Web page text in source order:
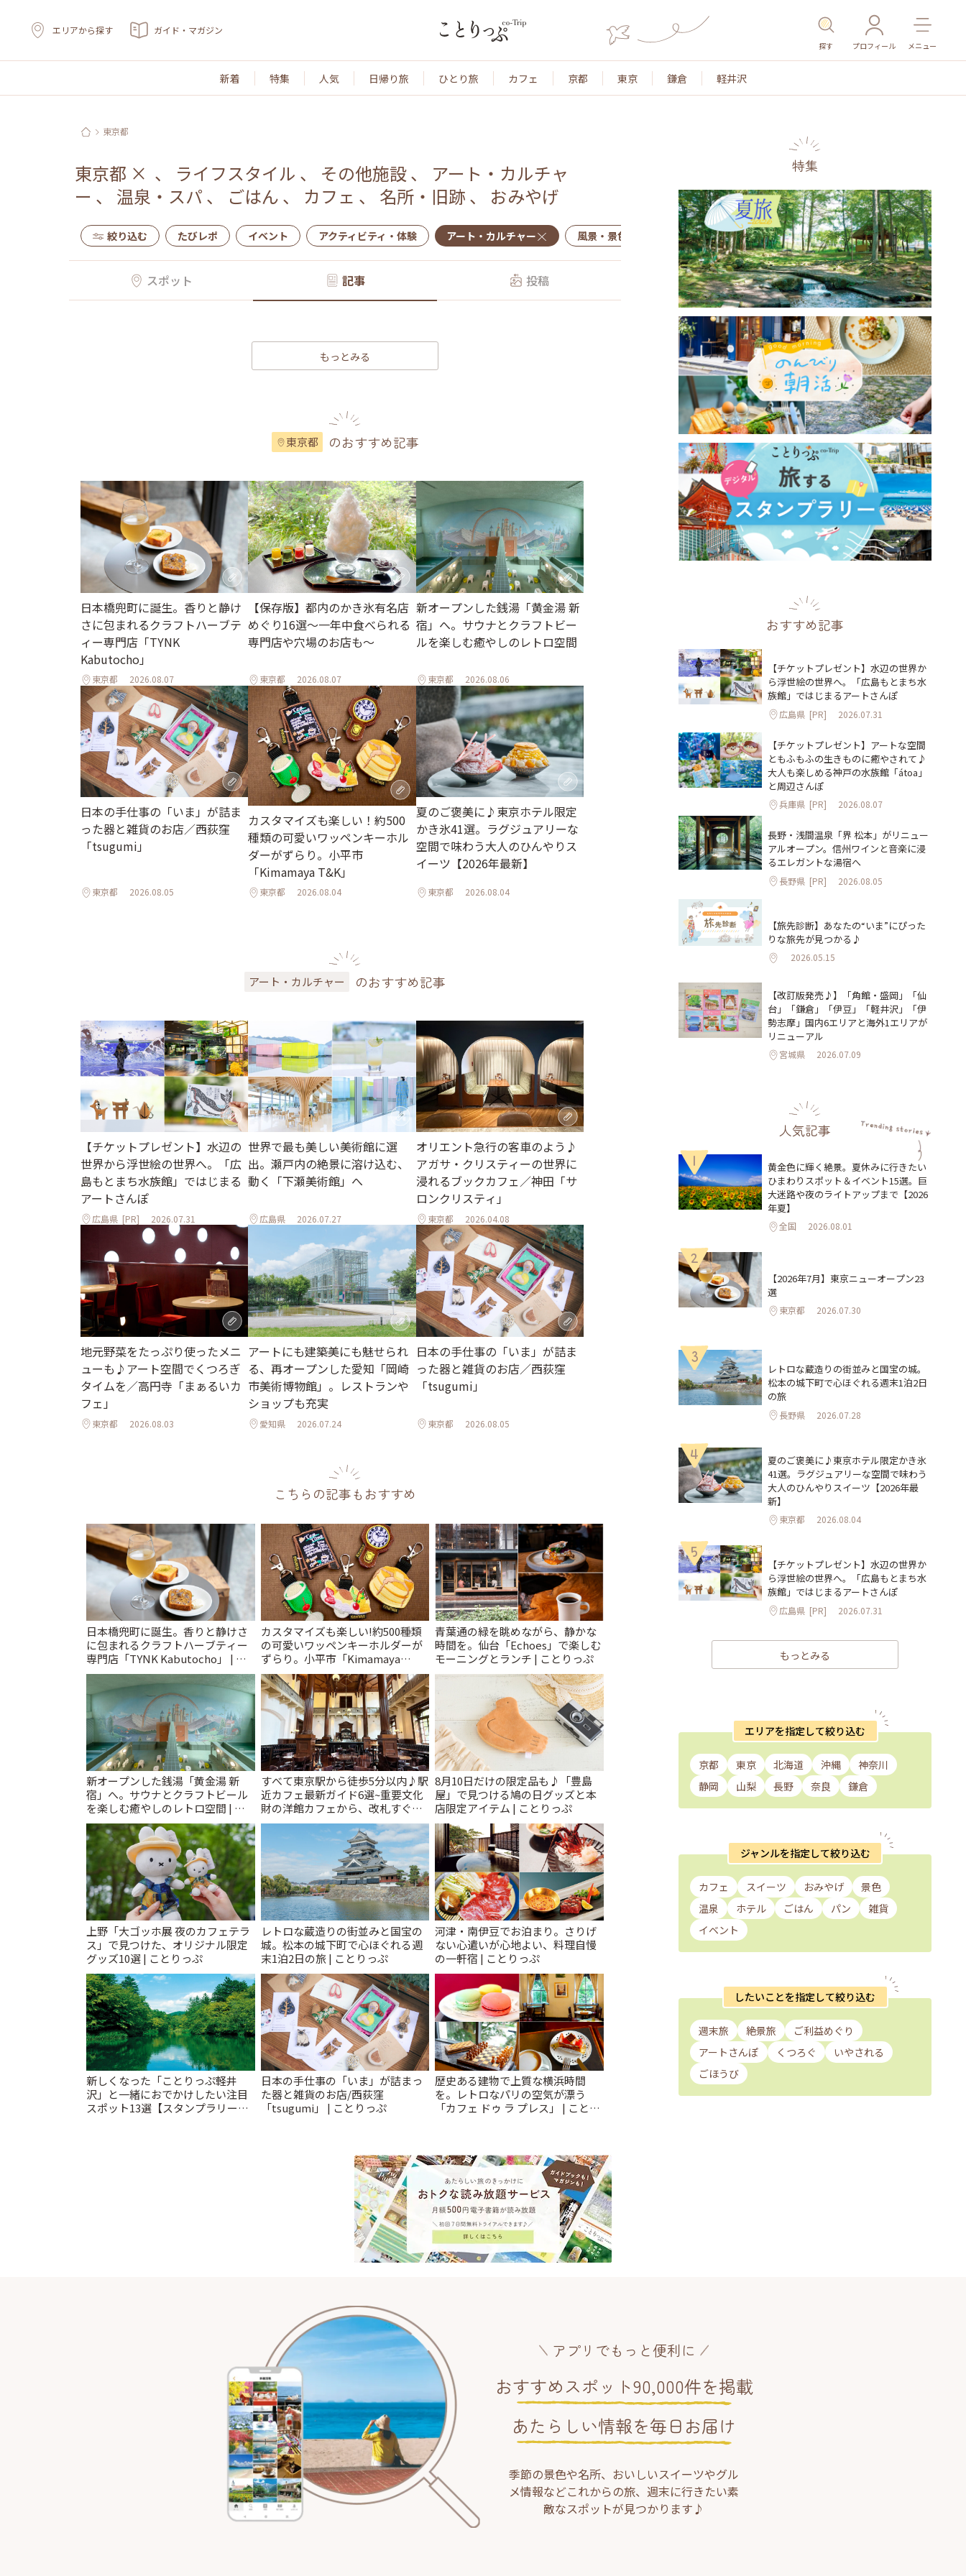
エリアから探す ガイド・マガジン
探す プロフィール メニュー
新着 特集 人気 日帰り旅 ひとり旅 カフェ 京都 東京 鎌倉 軽井沢
東京都
東京都 × 、 ライフスタイル 、 その他施設、 アート・カルチャ
ー 、 温泉・スパ 、 ごはん 、 カフェ 、 名所・旧跡 、 おみやげ
絞り込む たびレポ イベント アクティビティ・体験 アート・カルチャー 風景・景色 名所・旧跡 温泉・スパ その他施設 ごはん
スポット 記事 投稿
もっとみる
東京都 のおすすめ記事
日本橋兜町に誕生。香りと静け
さに包まれるクラフトハーブテ
ィー専門店「TYNK
Kabutocho」
東京都 2026.08.07
【保存版】都内のかき氷有名店
めぐり16選～一年中食べられる
専門店や穴場のお店も～
東京都 2026.08.07
新オープンした銭湯「黄金湯 新
宿」へ。サウナとクラフトビー
ルを楽しむ癒やしのレトロ空間
東京都 2026.08.06
日本の手仕事の「いま」が詰ま
った器と雑貨のお店／西荻窪
「tsugumi」
東京都 2026.08.05
カスタマイズも楽しい！約500
種類の可愛いワッペンキーホル
ダーがずらり。小平市
「Kimamaya T&K」
東京都 2026.08.04
夏のご褒美に♪東京ホテル限定
かき氷41選。ラグジュアリーな
空間で味わう大人のひんやりス
イーツ【2026年最新】
東京都 2026.08.04
アート・カルチャー のおすすめ記事
【チケットプレゼント】水辺の
世界から浮世絵の世界へ。「広
島もとまち水族館」ではじまる
アートさんぽ
広島県 [PR] 2026.07.31
世界で最も美しい美術館に選
出。瀬戸内の絶景に溶け込む、
動く「下瀬美術館」へ
広島県 2026.07.27
オリエント急行の客車のよう♪
アガサ・クリスティーの世界に
浸れるブックカフェ／神田「サ
ロンクリスティ」
東京都 2026.04.08
地元野菜をたっぷり使ったメニ
ューも♪アート空間でくつろぎ
タイムを／高円寺「まぁるいカ
フェ」
東京都 2026.08.03
アートにも建築美にも魅せられ
る、再オープンした愛知「岡崎
市美術博物館」。レストランや
ショップも充実
愛知県 2026.07.24
日本の手仕事の「いま」が詰ま
った器と雑貨のお店／西荻窪
「tsugumi」
東京都 2026.08.05
こちらの記事もおすすめ
日本橋兜町に誕生。香りと静けさ
に包まれるクラフトハーブティー
専門店「TYNK Kabutocho」 | こ
とりっぷ
カスタマイズも楽しい!約500種類
の可愛いワッペンキーホルダーが
ずらり。小平市「Kimamaya
T&K」 | ことりっぷ
青葉通の緑を眺めながら、静かな
時間を。仙台「Echoes」で楽しむ
モーニングとランチ | ことりっぷ
新オープンした銭湯「黄金湯 新
宿」へ。サウナとクラフトビール
を楽しむ癒やしのレトロ空間 | こ
とりっぷ
すべて東京駅から徒歩5分以内♪駅
近カフェ最新ガイド6選~重要文化
財の洋館カフェから、改札すぐの
レトロ喫茶まで~ | ことりっぷ
8月10日だけの限定品も♪「豊島
屋」で見つける鳩の日グッズと本
店限定アイテム | ことりっぷ
上野「大ゴッホ展 夜のカフェテラ
ス」で見つけた、オリジナル限定
グッズ10選 | ことりっぷ
レトロな蔵造りの街並みと国宝の
城。松本の城下町で心ほぐれる週
末1泊2日の旅 | ことりっぷ
河津・南伊豆でお泊まり。さりげ
ない心遣いが心地よい、料理自慢
の一軒宿 | ことりっぷ
新しくなった「ことりっぷ軽井
沢」と一緒におでかけしたい注目
スポット13選【スタンプラリー開
日本の手仕事の「いま」が詰まっ
た器と雑貨のお店/西荻窪
「tsugumi」 | ことりっぷ
歴史ある建物で上質な横浜時間
を。レトロなパリの空気が漂う
「カフェ ドゥ ラ プレス」 | ことり
特集
おすすめ記事
【チケットプレゼント】水辺の世界か
ら浮世絵の世界へ。「広島もとまち水
族館」ではじまるアートさんぽ
広島県 [PR] 2026.07.31
【チケットプレゼント】アートな空間
ともふもふの生きものに癒やされて♪
大人も楽しめる神戸の水族館「átoa」
と周辺さんぽ
兵庫県 [PR] 2026.08.07
長野・浅間温泉「界 松本」がリニュー
アルオープン。信州ワインと音楽に浸
るエレガントな湯宿へ
長野県 [PR] 2026.08.05
【旅先診断】あなたの“いま”にぴった
りな旅先が見つかる♪
2026.05.15
【改訂版発売♪】「角館・盛岡」「仙
台」「鎌倉」「伊豆」「軽井沢」「伊
勢志摩」国内6エリアと海外1エリアが
リニューアル
宮城県 2026.07.09
人気記事
1
黄金色に輝く絶景。夏休みに行きたい
ひまわりスポット＆イベント15選。巨
大迷路や夜のライトアップまで【2026
年夏】
全国 2026.08.01
2
【2026年7月】東京ニューオープン23
選
東京都 2026.07.30
3
レトロな蔵造りの街並みと国宝の城。
松本の城下町で心ほぐれる週末1泊2日
の旅
長野県 2026.07.28
4
夏のご褒美に♪東京ホテル限定かき氷
41選。ラグジュアリーな空間で味わう
大人のひんやりスイーツ【2026年最
新】
東京都 2026.08.04
5
【チケットプレゼント】水辺の世界か
ら浮世絵の世界へ。「広島もとまち水
族館」ではじまるアートさんぽ
広島県 [PR] 2026.07.31
もっとみる
エリアを指定して絞り込む
京都 東京 北海道 沖縄
神奈川
静岡
山梨 長野 奈良 鎌倉
ジャンルを指定して絞り込む
カフェ スイーツ おみやげ
景色
温泉
ホテル ごはん パン
雑貨
イベント
したいことを指定して絞り込む
週末旅 絶景旅
ご利益めぐり
アートさんぽ
くつろぐ
いやされる
ごほうび
アプリでもっと便利に
おすすめスポット90,000件を掲載
あたらしい情報を毎日お届け
季節の景色や名所、おいしいスイーツやグル
メ情報などこれからの旅、週末に行きたい素
敵なスポットが見つかります♪